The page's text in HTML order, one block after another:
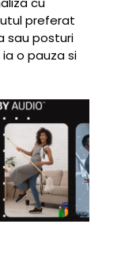
preferat
sau posturi
o pauza si